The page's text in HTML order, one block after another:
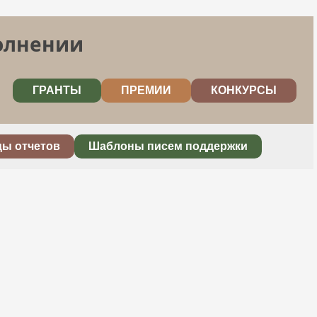
ГРАНТЫ ПРЕМИИ КОНКУРСЫ
отчетов Шаблоны писем поддержки